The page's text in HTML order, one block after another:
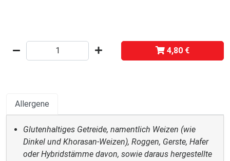
4,80 €
Allergene
Glutenhaltiges Getreide, namentlich Weizen (wie
Dinkel und Khorasan-Weizen), Roggen, Gerste, Hafer
oder Hybridstämme davon, sowie daraus hergestellte